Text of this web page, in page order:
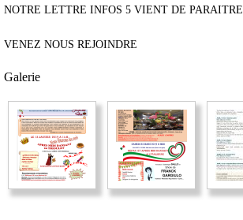
NOTRE LETTRE INFOS 5 VIENT DE PARAITRE
VENEZ NOUS REJOINDRE
Galerie